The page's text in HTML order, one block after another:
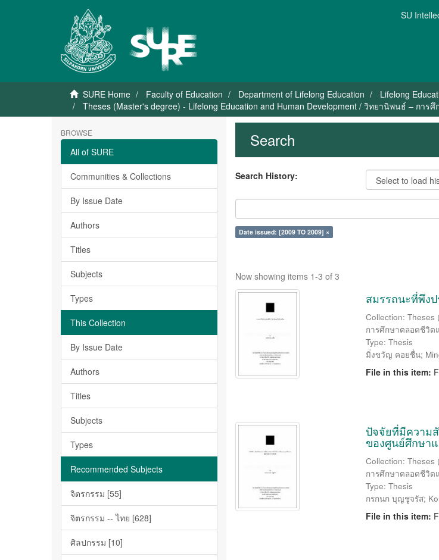
SU
SURE Home Faculty of Education Department of Lifelong Education
Lifelong
Theses (Master's degree) - Lifelong Education and Human Development / วิทยานิพนธ์ – กา
BROWSE
All of SURE
Communities & Collections
By Issue Date
Authors
Titles
Subjects
Types
This Collection
By Issue Date
Authors
Titles
Subjects
Types
Recommended Subjects
จิตรกรรม [55]
จิตรกรรม -- ไทย [628]
ศิลปกรรม [10]
Search
Search History:
Date issued: [2009 TO 2009] ×
Now showing items 1-3 of 3
สมรรถนะที่พึง
Collection:
การศึกษาตลอดชีวิ
Type: Thesis
มิ่งขวัญ คอยชื่น;
File in this item:
ปัจจัยที่มีความ
ของศูนย์ศึกษา
Collection:
การศึกษาตลอดชีวิ
Type: Thesis
กรกนก บุญชูจรัส;
File in this item: